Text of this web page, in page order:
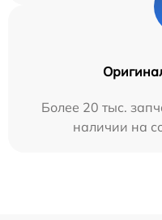
Более 20 тыс.
наличии на